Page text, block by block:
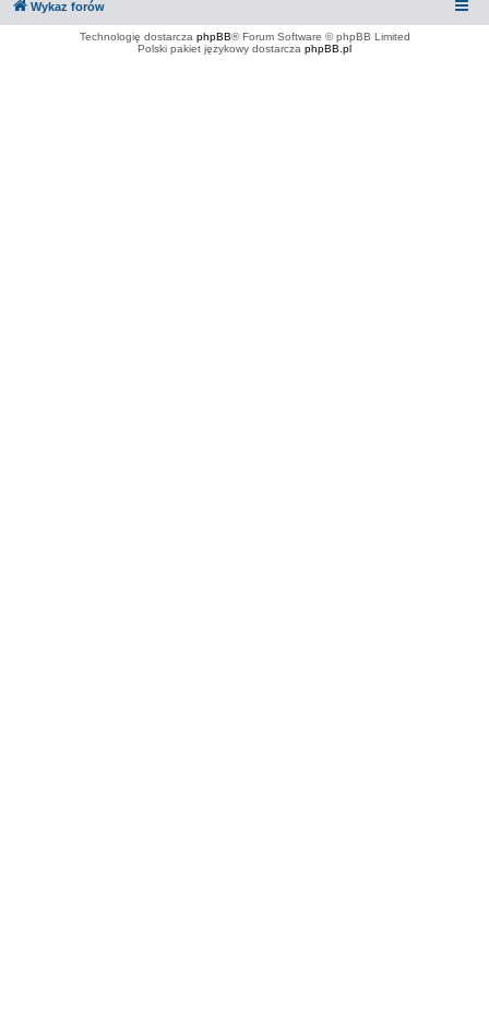
Wykaz forów
Technologię dostarcza phpBB® Forum Software © phpBB Limited
Polski pakiet językowy dostarcza phpBB.pl